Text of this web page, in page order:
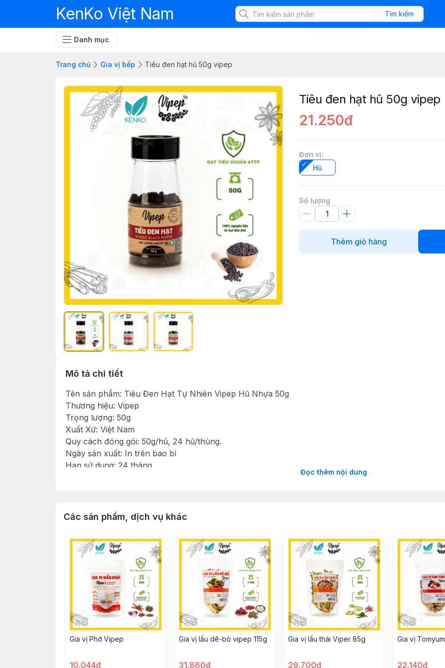
KenKo Việt Nam Tìm kiếm
Danh mục
Trang chủ Gia vị bếp Tiêu đen hạt hũ 50g vipep
Tiêu đen hạt hũ 50g vipep
21.250đ
Đơn vị:
Hũ
Số lượng
Thêm giỏ hàng
Mô tả chi tiết
Tên sản phẩm: Tiêu Đen Hạt Tự Nhiên Vipep Hũ Nhựa 50g
Thương hiệu: Vipep
Trọng lượng: 50g
Xuất Xứ: Việt Nam
Quy cách đóng gói: 50g/hũ, 24 hũ/thùng.
Ngày sản xuất: In trên bao bì
Hạn sử dụng: 24 tháng
Đọc thêm nội dung
Các sản phẩm, dịch vụ khác
Gia vị Phở Vipep
10.044đ
Gia vị lẩu dê-bò vipep 115g
31.860đ
Gia vị lẩu thái Viper 85g
29.700đ
Gia vị
22.140đ